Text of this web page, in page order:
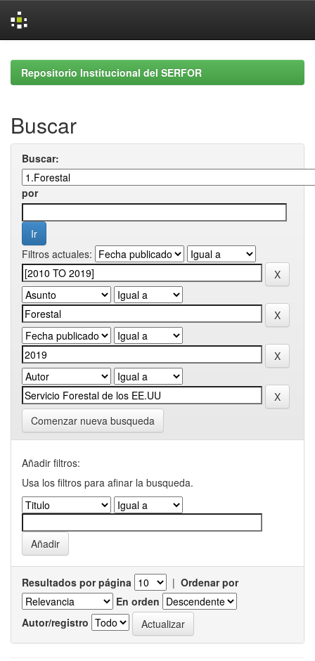
navigationRepositorio Institucional del SERFOR
Buscar
Buscar:
por
Filtros actuales:
Comenzar nueva busqueda
Añadir filtros:
Usa los filtros para afinar la busqueda.
Resultados por página | Ordenar por
En orden
Autor/registro